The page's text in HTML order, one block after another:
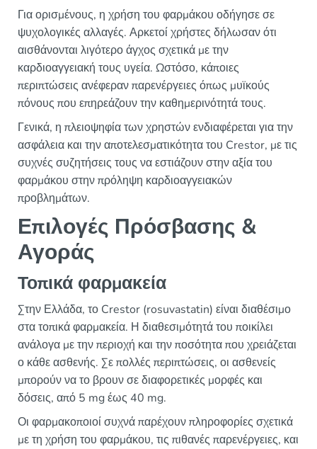
Για ορισμένους, η χρήση του φαρμάκου οδήγησε σε
ψυχολογικές αλλαγές. Αρκετοί χρήστες δήλωσαν ότι
αισθάνονται λιγότερο άγχος σχετικά με την
καρδιοαγγειακή τους υγεία. Ωστόσο, κάποιες
περιπτώσεις ανέφεραν παρενέργειες όπως μυϊκούς
πόνους που επηρεάζουν την καθημερινότητά τους.
Γενικά, η πλειοψηφία των χρηστών ενδιαφέρεται για την
ασφάλεια και την αποτελεσματικότητα του Crestor, με τις
συχνές συζητήσεις τους να εστιάζουν στην αξία του
φαρμάκου στην πρόληψη καρδιοαγγειακών
προβλημάτων.
Επιλογές Πρόσβασης &
Αγοράς
Τοπικά φαρμακεία
Στην Ελλάδα, το Crestor (rosuvastatin) είναι διαθέσιμο
στα τοπικά φαρμακεία. Η διαθεσιμότητά του ποικίλει
ανάλογα με την περιοχή και την ποσότητα που χρειάζεται
ο κάθε ασθενής. Σε πολλές περιπτώσεις, οι ασθενείς
μπορούν να το βρουν σε διαφορετικές μορφές και
δόσεις, από 5 mg έως 40 mg.
Οι φαρμακοποιοί συχνά παρέχουν πληροφορίες σχετικά
με τη χρήση του φαρμάκου, τις πιθανές παρενέργειες, και